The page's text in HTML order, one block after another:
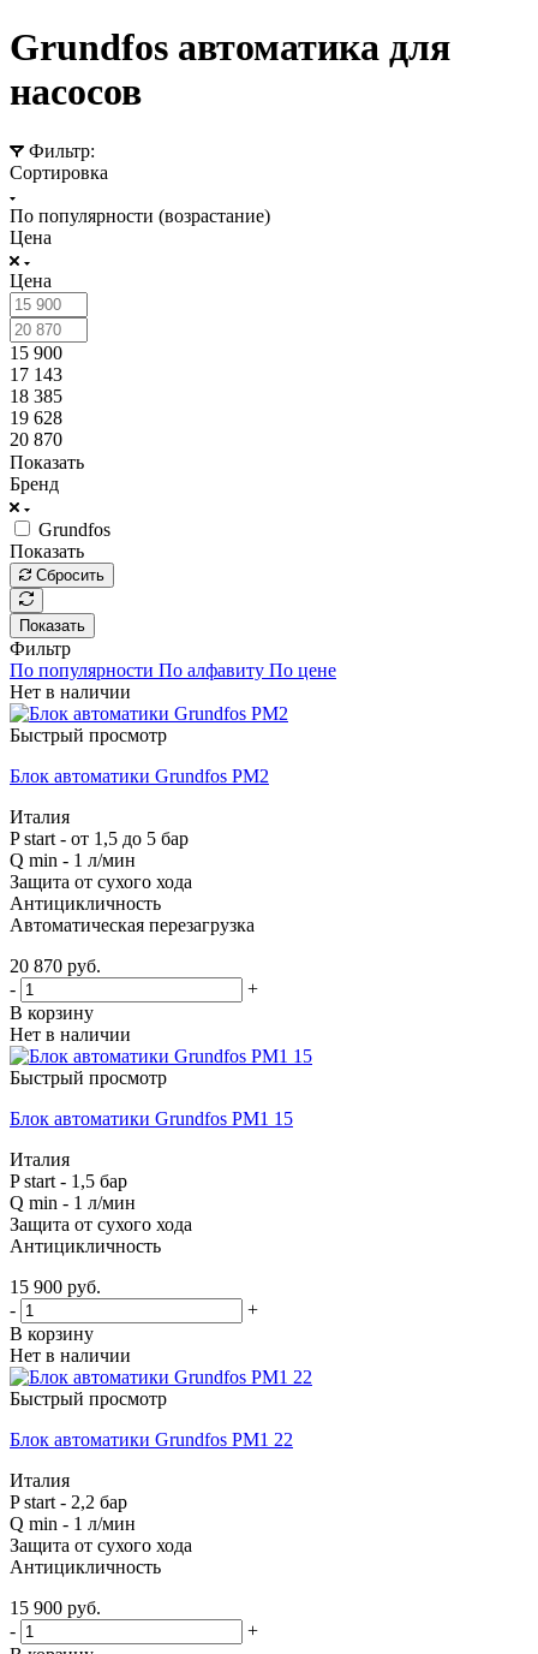
Grundfos автоматика для
насосов
Фильтр:
Сортировка
По популярности (возрастание)
Цена
Цена
15 900
17 143
18 385
19 628
20 870
Показать
Бренд
Grundfos
Показать
Сбросить
Показать
Фильтр
По популярности По алфавиту По цене
Нет в наличии
Быстрый просмотр
Блок автоматики Grundfos PM2
Италия
P start - от 1,5 до 5 бар
Q min - 1 л/мин
Защита от сухого хода
Антицикличность
Автоматическая перезагрузка
20 870 руб.
-
+
В корзину
Нет в наличии
Быстрый просмотр
Блок автоматики Grundfos PM1 15
Италия
P start - 1,5 бар
Q min - 1 л/мин
Защита от сухого хода
Антицикличность
15 900 руб.
-
+
В корзину
Нет в наличии
Быстрый просмотр
Блок автоматики Grundfos PM1 22
Италия
P start - 2,2 бар
Q min - 1 л/мин
Защита от сухого хода
Антицикличность
15 900 руб.
-
+